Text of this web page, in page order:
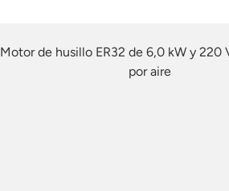
Motor de husillo ER32 de 6,0 kW y 220
por aire